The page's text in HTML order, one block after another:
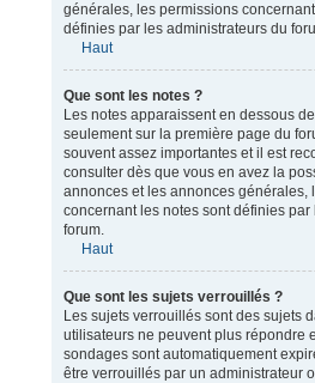
générales, les permissions
définies par les administrateurs du
Haut
Que sont les notes ?
Les notes apparaissent en dessous
seulement sur la première page du
souvent assez importantes et il est
consulter dès que vous en avez la
annonces et les annonces générales,
concernant les notes sont définies
forum.
Haut
Que sont les sujets verrouillés ?
Les sujets verrouillés sont des sujets
utilisateurs ne peuvent plus répondre
sondages sont automatiquement
être verrouillés par un administrateur